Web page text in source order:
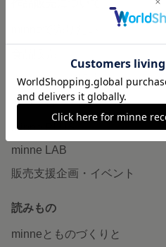
ヴィンテージ販売
ダウンロード販売
minne PLUS
minne LAB
販売支援企画・イベント
読みもの
minneとものづくりと